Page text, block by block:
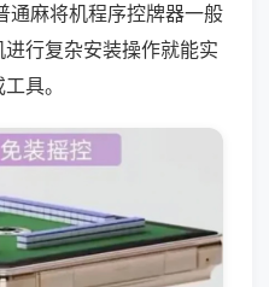
通麻将机程序控牌器一般
行复杂安装操作就能实
具。